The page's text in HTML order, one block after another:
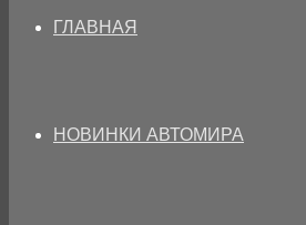
ГЛАВНАЯ
НОВИНКИ АВТОМИРА